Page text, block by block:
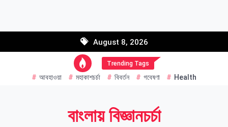
August 8, 2026
Trending Tags
আবহাওয়া মহাকাশচর্চা বিবর্তন গবেষণা Health
বাংলায় বিজ্ঞানচর্চা